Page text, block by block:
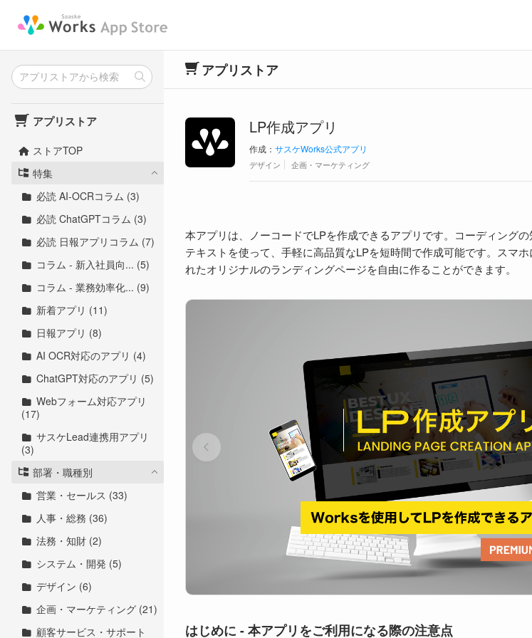
アプリストア
ストアTOP
特集
必読 AI-OCRコラム (3)
必読 ChatGPTコラム (3)
必読 日報アプリコラム (7)
コラム - 新入社員向... (5)
コラム - 業務効率化... (9)
新着アプリ (11)
日報アプリ (8)
AI OCR対応のアプリ (4)
ChatGPT対応のアプリ (5)
Webフォーム対応アプリ
(17)
サスケLead連携用アプリ
(3)
部署・職種別
営業・セールス (33)
人事・総務 (36)
法務・知財 (2)
システム・開発 (5)
デザイン (6)
企画・マーケティング (21)
顧客サービス・サポート
アプリストア
LP作成アプリ
作成： サスケWorks公式アプリ
デザイン 企画・マーケティング
本アプリは、ノーコードでLPを作成できるアプリです。コーディング
テキストを使って、手軽に高品質なLPを短時間で作成可能です。スマ
れたオリジナルのランディングページを自由に作ることができます。
はじめに - 本アプリをご利用になる際の注意点